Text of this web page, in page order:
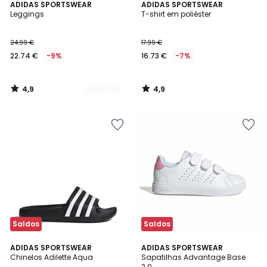
ADIDAS SPORTSWEAR
Leggings
24.99 €
22.74 € -9%
4,9
/ 5
2
Cores
4,9
/
ADIDAS SPORTSWEAR
T-shirt em poliéster
17.99 €
16.73 € -7%
4,9
/ 5
4,9
/
Saldos
ADIDAS SPORTSWEAR
Chinelos Adilette Aqua
4,8
/ 5
Saldos
ADIDAS SPORTSWEAR
Sapatilhas Advantage Base
4,8
/ 5